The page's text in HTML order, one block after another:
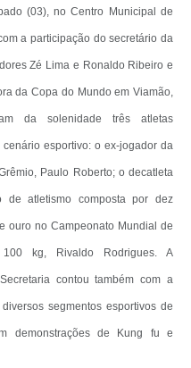
(03), no Centro Municipal de
a participação do secretário da
Zé Lima e Ronaldo Ribeiro e
da Copa do Mundo em Viamão,
da solenidade três atletas
esportivo: o ex-jogador da
Paulo Roberto; o decatleta
de atletismo composta por dez
ouro no Campeonato Mundial de
kg, Rivaldo Rodrigues. A
contou também com a
segmentos esportivos de
demonstrações de Kung fu e